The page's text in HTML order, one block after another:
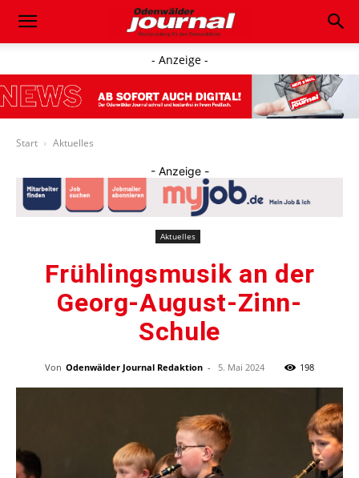
- Anzeige -
Start Aktuelles
- Anzeige -
Aktuelles
Frühlingsmusik an der
Georg-August-Zinn-
Schule
Von Odenwälder Journal Redaktion - 5. Mai 2024 198